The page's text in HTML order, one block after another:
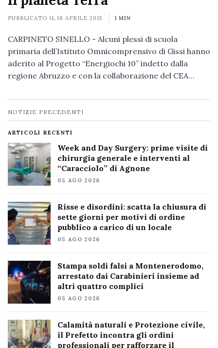
PUBBLICATO IL18 APRILE 2015 1 MIN
CARPINETO SINELLO - Alcuni plessi di scuola
primaria dell’Istituto Omnicomprensivo di Gissi hanno
aderito al Progetto “Energiochi 10” indetto dalla
regione Abruzzo e con la collaborazione del CEA…
Navigazione
notizie
NOTIZIE PRECEDENTI
ARTICOLI RECENTI
Week and Day Surgery: prime visite di
chirurgia generale e interventi al
“Caracciolo” di Agnone
05 AGO 2026
Risse e disordini: scatta la chiusura di
sette giorni per motivi di ordine
pubblico a carico di un locale
05 AGO 2026
Stampa soldi falsi a Montenerodomo,
arrestato dai Carabinieri insieme ad
altri quattro complici
05 AGO 2026
Calamità naturali e Protezione civile,
il Prefetto incontra gli ordini
professionali per rafforzare il